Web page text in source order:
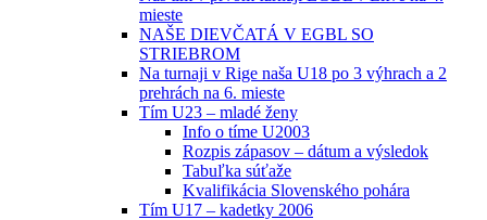
mieste
NAŠE DIEVČATÁ V EGBL SO
STRIEBROM
Na turnaji v Rige naša U18 po 3 výhrach a 2
prehrách na 6. mieste
Tím U23 – mladé ženy
Info o tíme U2003
Rozpis zápasov – dátum a výsledok
Tabuľka súťaže
Kvalifikácia Slovenského pohára
Tím U17 – kadetky 2006